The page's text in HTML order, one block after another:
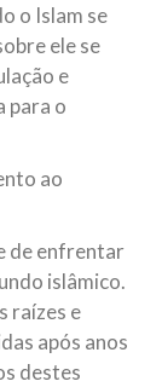
o Islam se
ele se
e
para o
ao
de enfrentar
islâmico.
raízes e
após anos
destes